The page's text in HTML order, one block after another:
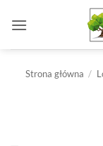
Strona główna /